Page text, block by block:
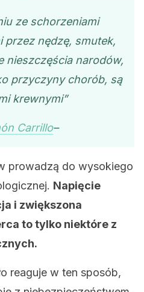
ze schorzeniami
przez nędzę, smutek,
nieszczęścia narodów,
przyczyny chorób, są
krewnymi”
Carrillo–
prowadzą do wysokiego
Napięcie
i zwiększona
to tylko niektóre z
reaguje w ten sposób,